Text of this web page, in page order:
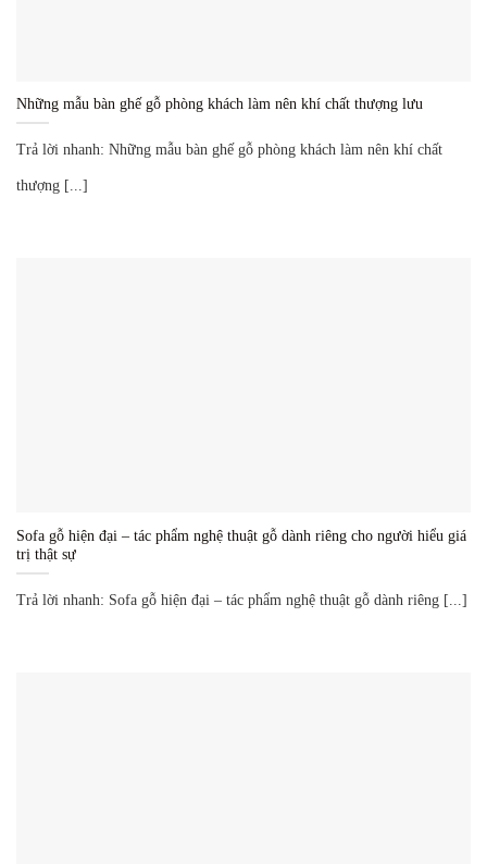
Những mẫu bàn ghế gỗ phòng khách làm nên khí chất thượng lưu
Trả lời nhanh: Những mẫu bàn ghế gỗ phòng khách làm nên khí chất
thượng [...]
Sofa gỗ hiện đại – tác phẩm nghệ thuật gỗ dành riêng cho người hiểu giá
trị thật sự
Trả lời nhanh: Sofa gỗ hiện đại – tác phẩm nghệ thuật gỗ dành riêng [...]